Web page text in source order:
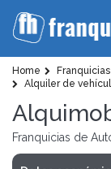
Home Franquicias
Alquiler de
Franquicias de